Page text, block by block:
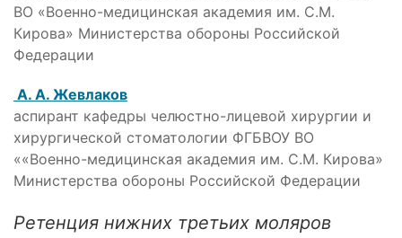
ВО «Военно-медицинская академия им. С.М.
Кирова» Министерства обороны Российской
Федерации
А. А. Жевлаков
аспирант кафедры челюстно-лицевой хирургии и
хирургической стоматологии ФГБВОУ ВО
««Военно-медицинская академия им. С.М. Кирова»
Министерства обороны Российской Федерации
Ретенция нижних третьих моляров